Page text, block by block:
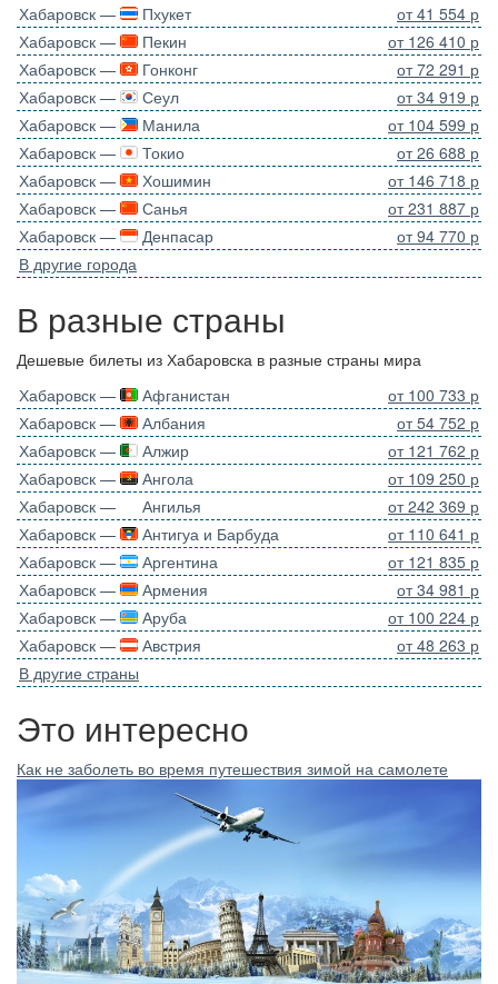
Хабаровск —
Пхукет
от 41 554 р
Хабаровск —
Пекин
от 126 410 р
Хабаровск —
Гонконг
от 72 291 р
Хабаровск —
Сеул
от 34 919 р
Хабаровск —
Манила
от 104 599 р
Хабаровск —
Токио
от 26 688 р
Хабаровск —
Хошимин
от 146 718 р
Хабаровск —
Санья
от 231 887 р
Хабаровск —
Денпасар
от 94 770 р
В другие города
В разные страны
Дешевые билеты из Хабаровска в разные страны мира
Хабаровск —
Афганистан
от 100 733 р
Хабаровск —
Албания
от 54 752 р
Хабаровск —
Алжир
от 121 762 р
Хабаровск —
Ангола
от 109 250 р
Хабаровск —
Ангилья
от 242 369 р
Хабаровск —
Антигуа и Барбуда
от 110 641 р
Хабаровск —
Аргентина
от 121 835 р
Хабаровск —
Армения
от 34 981 р
Хабаровск —
Аруба
от 100 224 р
Хабаровск —
Австрия
от 48 263 р
В другие страны
Это интересно
Как не заболеть во время путешествия зимой на самолете